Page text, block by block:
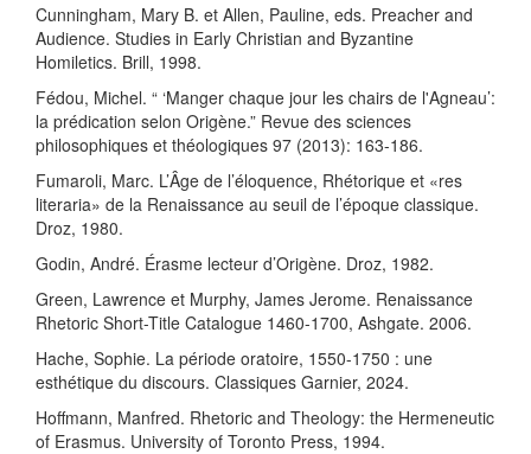
Cunningham, Mary B. et Allen, Pauline, eds. Preacher and
Audience. Studies in Early Christian and Byzantine
Homiletics. Brill, 1998.
Fédou, Michel. “ ‘Manger chaque jour les chairs de l'Agneau’:
la prédication selon Origène.” Revue des sciences
philosophiques et théologiques 97 (2013): 163-186.
Fumaroli, Marc. L’Âge de l’éloquence, Rhétorique et «res
literaria» de la Renaissance au seuil de l’époque classique.
Droz, 1980.
Godin, André. Érasme lecteur d’Origène. Droz, 1982.
Green, Lawrence et Murphy, James Jerome. Renaissance
Rhetoric Short-Title Catalogue 1460-1700, Ashgate. 2006.
Hache, Sophie. La période oratoire, 1550-1750 : une
esthétique du discours. Classiques Garnier, 2024.
Hoffmann, Manfred. Rhetoric and Theology: the Hermeneutic
of Erasmus. University of Toronto Press, 1994.